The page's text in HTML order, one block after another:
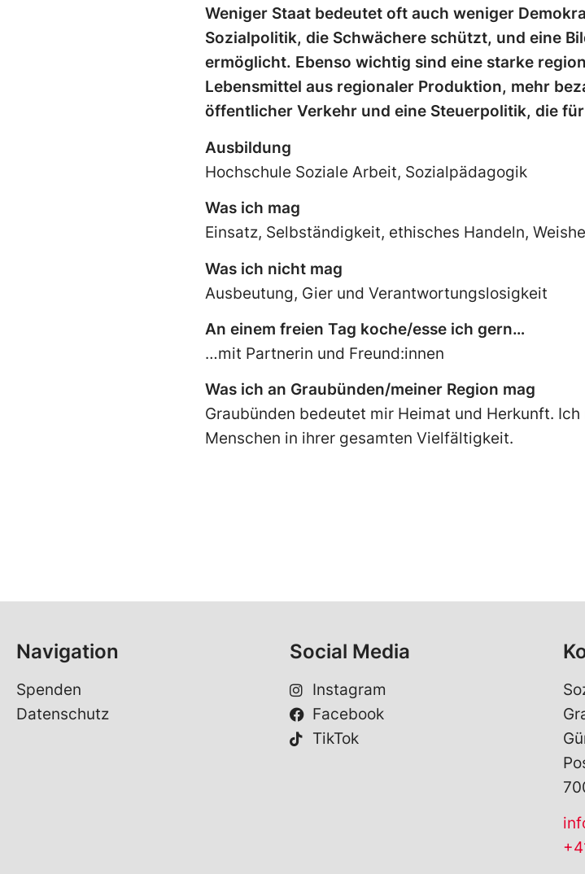
Weniger Staat bedeutet oft auch weniger
Sozialpolitik, die Schwächere schützt, und eine
ermöglicht. Ebenso wichtig sind eine starke
Lebensmittel aus regionaler Produktion, mehr
öffentlicher Verkehr und eine Steuerpolitik, die
Ausbildung
Hochschule Soziale Arbeit, Sozialpädagogik
Was ich mag
Einsatz, Selbständigkeit, ethisches Handeln,
Was ich nicht mag
Ausbeutung, Gier und Verantwortungslosigkeit
An einem freien Tag koche/esse ich gern…
…mit Partnerin und Freund:innen
Was ich an Graubünden/meiner Region mag
Graubünden bedeutet mir Heimat und Herkunft.
Menschen in ihrer gesamten Vielfältigkeit.
Navigation
Spenden
Datenschutz
Social Media
Instagram
Facebook
TikTok